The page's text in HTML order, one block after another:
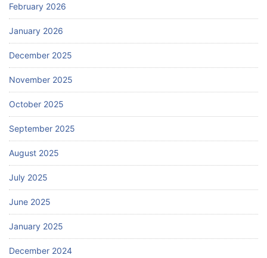
February 2026
January 2026
December 2025
November 2025
October 2025
September 2025
August 2025
July 2025
June 2025
January 2025
December 2024